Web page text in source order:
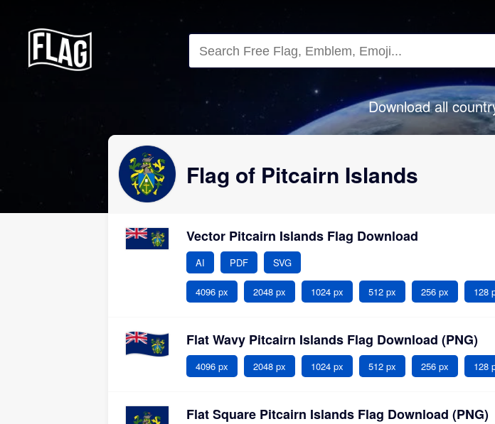
Download all
Flag of Pitcairn Islands
Vector Pitcairn Islands Flag Download
AI PDF SVG
4096 px 2048 px 1024 px 512 px 256 px 128
Flat Wavy Pitcairn Islands Flag Download (PNG)
4096 px 2048 px 1024 px 512 px 256 px 128
Flat Square Pitcairn Islands Flag Download (PNG)